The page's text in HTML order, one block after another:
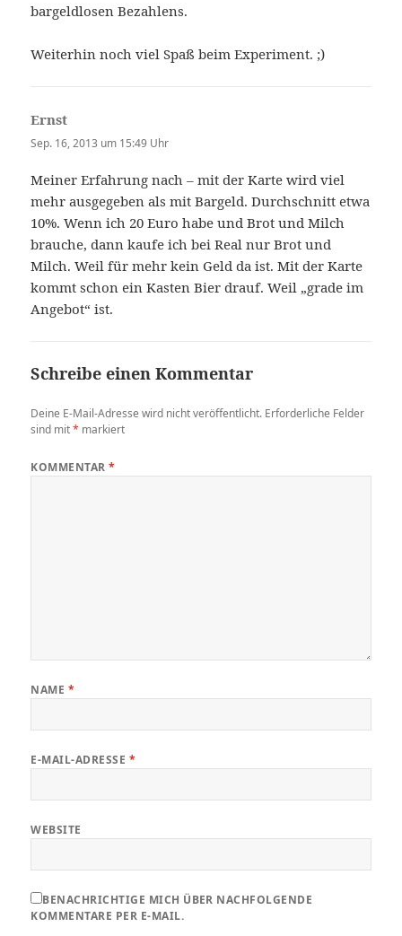
bargeldlosen Bezahlens.
Weiterhin noch viel Spaß beim Experiment. ;)
Ernst
Sep. 16, 2013 um 15:49 Uhr
Meiner Erfahrung nach – mit der Karte wird viel
mehr ausgegeben als mit Bargeld. Durchschnitt etwa
10%. Wenn ich 20 Euro habe und Brot und Milch
brauche, dann kaufe ich bei Real nur Brot und
Milch. Weil für mehr kein Geld da ist. Mit der Karte
kommt schon ein Kasten Bier drauf. Weil „grade im
Angebot“ ist.
Schreibe einen Kommentar
Deine E-Mail-Adresse wird nicht veröffentlicht. Erforderliche Felder
sind mit* markiert
KOMMENTAR*
NAME *
E-MAIL-ADRESSE *
WEBSITE
BENACHRICHTIGE MICH ÜBER NACHFOLGENDE
KOMMENTARE PER E-MAIL.